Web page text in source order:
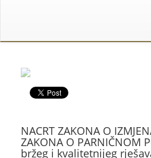
NACRT ZAKONA O
ZAKONA O PARNIČNOM
bržeg i kvalitetnijeg